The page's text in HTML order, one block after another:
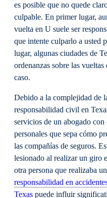
es posible que no quede
culpable. En primer lugar,
vuelta en U suele ser
que intente culparlo a usted
lugar, algunas ciudades de
ordenanzas sobre las
caso.
Debido a la complejidad de
responsabilidad civil en
servicios de un abogado
personales que sepa cómo
las compañías de seguros.
lesionado al realizar un giro
otra persona que realizaba
responsabilidad en
Texas puede influir